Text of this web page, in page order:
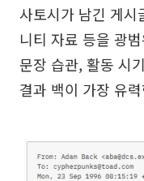
사토시가 남긴 게시
니티 자료 등을 광
문장 습관, 활동 시
결과 백이 가장 유